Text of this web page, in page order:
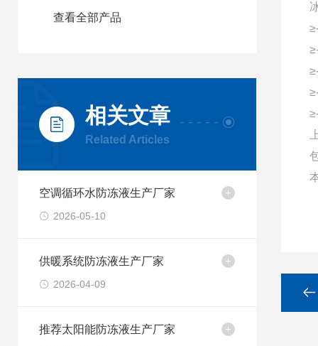
查看全部产品
相关文章
Related Articles
空调循环水防冻液生产厂家
2026-05-10
供暖系统防冻液生产厂家
2026-04-09
推荐太阳能防冻液生产厂家